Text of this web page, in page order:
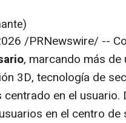
/PRNewswire/ --
, marcando más de
3D, tecnología de
en el usuario.
en el centro de